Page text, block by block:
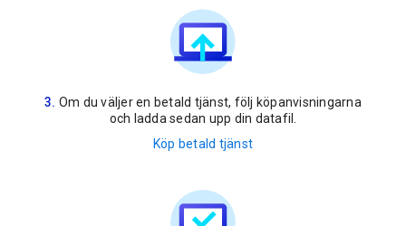
Om du väljer en betald tjänst, följ köpanvisningarna
och ladda sedan upp din datafil.
Köp betald tjänst